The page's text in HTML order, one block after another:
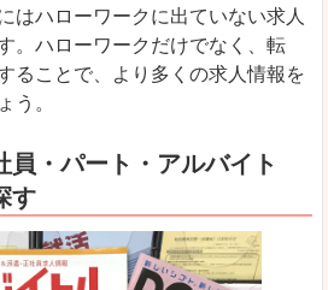
はハローワークに出ていない求人
。ハローワークだけでなく、転
ることで、より多くの求人情報を
う。
員・パート・アルバイト
す